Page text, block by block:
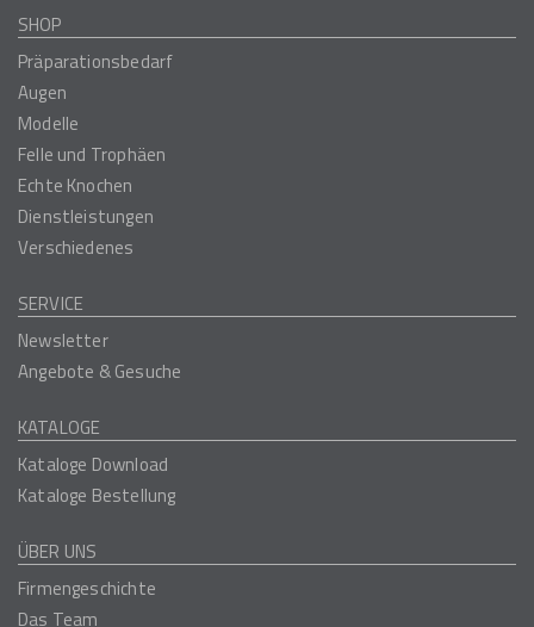
SHOP
Präparationsbedarf
Augen
Modelle
Felle und Trophäen
Echte Knochen
Dienstleistungen
Verschiedenes
SERVICE
Newsletter
Angebote & Gesuche
KATALOGE
Kataloge Download
Kataloge Bestellung
ÜBER UNS
Firmengeschichte
Das Team